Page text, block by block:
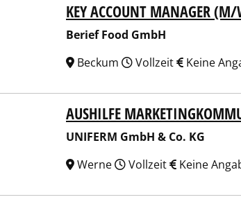
Food GmbHKEY ACCOUNT MANAGER
Berief Food GmbH
Beckum
Vollzeit Keine
GmbH & Co. KG
AUSHILFE
UNIFERM GmbH & Co. KG
Werne
Vollzeit Keine